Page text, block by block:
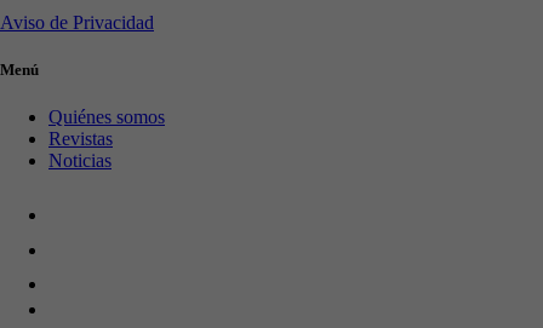
Aviso de Privacidad
Menú
Quiénes somos
Revistas
Noticias